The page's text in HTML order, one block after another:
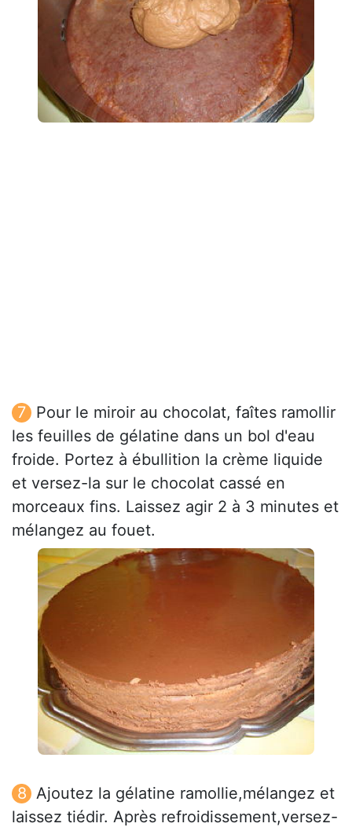
Pour le miroir au chocolat, faîtes ramollir
les feuilles de gélatine dans un bol d'eau
froide. Portez à ébullition la crème liquide
et versez-la sur le chocolat cassé en
morceaux fins. Laissez agir 2 à 3 minutes et
mélangez au fouet.
Ajoutez la gélatine ramollie,mélangez et
laissez tiédir. Après refroidissement,versez-